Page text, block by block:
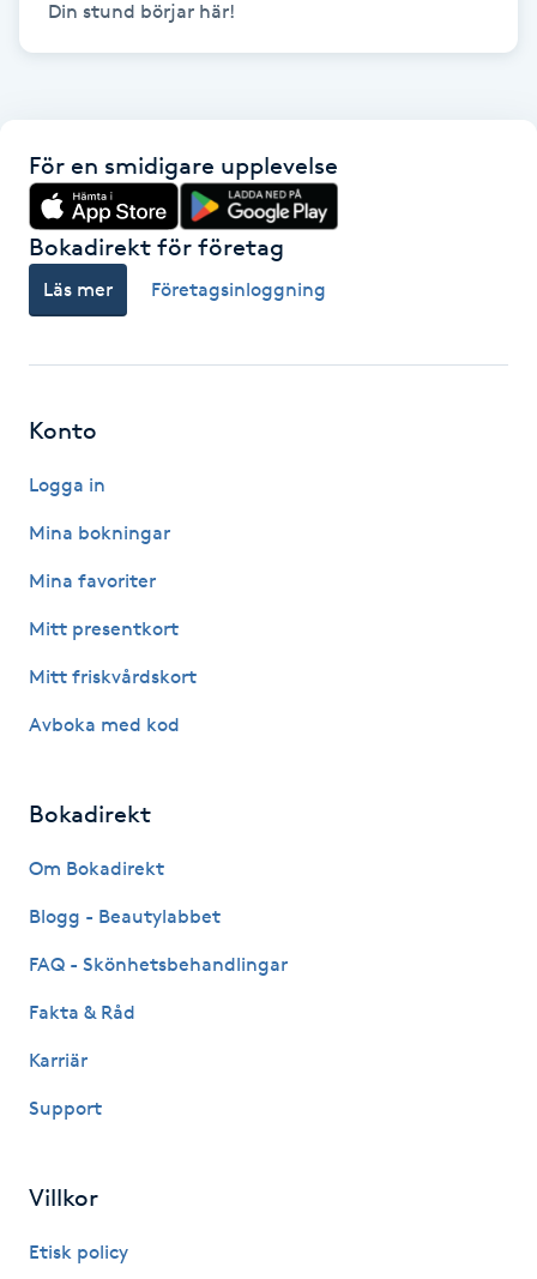
Keratinbehandling
Kinesiologi
Kiropraktik
Klangmassage
Klippning & Slingor
Klippning ungdom
Kroppsinpackning
Kroppspeeling
Kärlbehandling
Laserbehandling
För en smidigare upplevelse
Bokadirekt för företag
Läs mer Företagsinloggning
Konto
Logga in
Mina bokningar
Mina favoriter
Mitt presentkort
Mitt friskvårdskort
Avboka med kod
Bokadirekt
Om Bokadirekt
Blogg - Beautylabbet
FAQ - Skönhetsbehandlingar
Fakta & Råd
Karriär
Support
Villkor
Etisk policy